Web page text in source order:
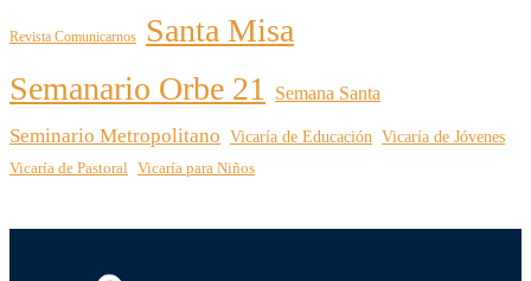
Revista Comunicarnos
Santa Misa
Semanario Orbe 21 Semana Santa
Seminario Metropolitano Vicaría de Educación Vicaría de Jóvenes
Vicaría de Pastoral Vicaría para Niños